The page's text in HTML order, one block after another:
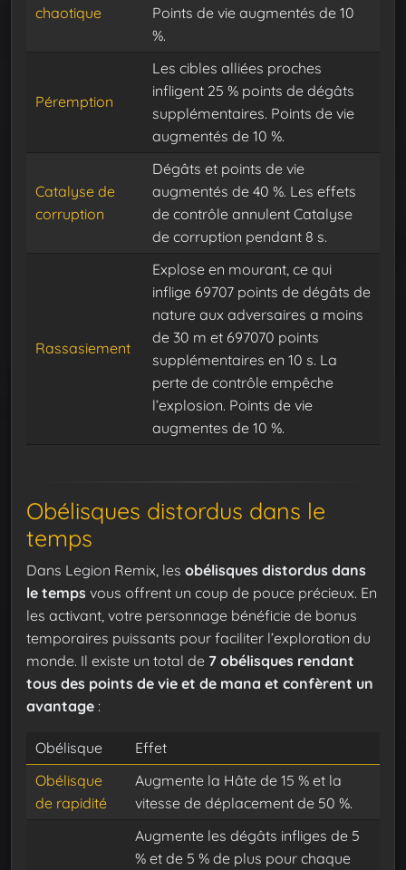
chaotique
Points de vie augmentés de 10
%.
Péremption
Les cibles alliées proches
infligent 25 % points de dégâts
supplémentaires. Points de vie
augmentés de 10 %.
Catalyse de
corruption
Dégâts et points de vie
augmentés de 40 %. Les effets
de contrôle annulent Catalyse
de corruption pendant 8 s.
Rassasiement
Explose en mourant, ce qui
inflige 69707 points de dégâts de
nature aux adversaires a moins
de 30 m et 697070 points
supplémentaires en 10 s. La
perte de contrôle empêche
l’explosion. Points de vie
augmentes de 10 %.
Obélisques distordus dans le
temps
Dans Legion Remix, les obélisques distordus dans
le temps vous offrent un coup de pouce précieux. En
les activant, votre personnage bénéficie de bonus
temporaires puissants pour faciliter l’exploration du
monde. Il existe un total de 7 obélisques rendant
tous des points de vie et de mana et confèrent un
avantage :
Obélisque
Effet
Obélisque
de rapidité
Augmente la Hâte de 15 % et la
vitesse de déplacement de 50 %.
Augmente les dégâts infliges de 5
% et de 5 % de plus pour chaque